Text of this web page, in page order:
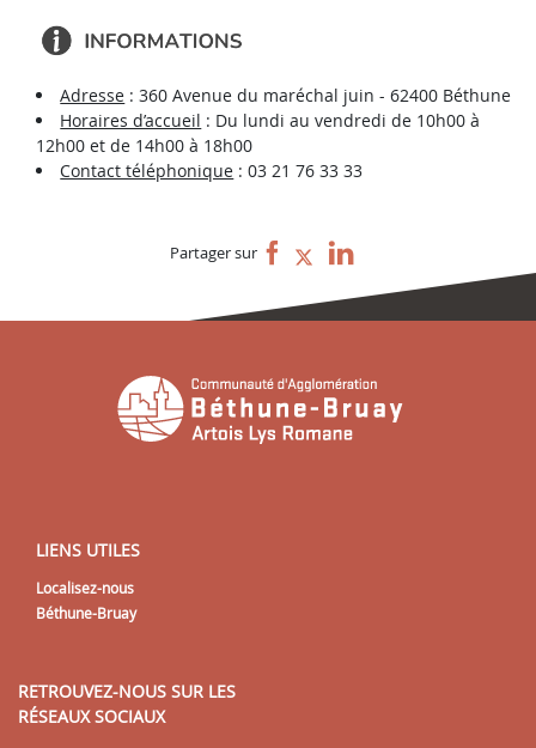
Adresse : 360 Avenue du maréchal juin - 62400 Béthune
Horaires d’accueil : Du lundi au vendredi de 10h00 à
12h00 et de 14h00 à 18h00
Contact téléphonique :03 21 76 33 33
Partager sur
LIENS UTILES
Localisez-nous
Béthune-Bruay
RETROUVEZ-NOUS SUR LES
RÉSEAUX SOCIAUX